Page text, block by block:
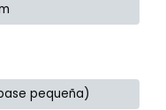
pequeña)